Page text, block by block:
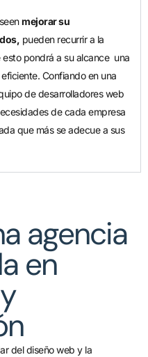
mejorar su
pueden recurrir a la
pondrá a su alcance una
Confiando en una
de desarrolladores web
de cada empresa
que más se adecue a sus
agencia
en
del diseño web y la